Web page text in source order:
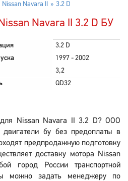
Nissan Navara II 3.2 D
Navara II 3.2 D БУ
3.2 D
1997 - 2002
3,2
QD32
для Nissan Navara II 3.2 D? ООО
двигатели бу без предоплаты в
предпродажную подготовку
доставку мотора Nissan
город России транспортной
можно задать менеджеру по